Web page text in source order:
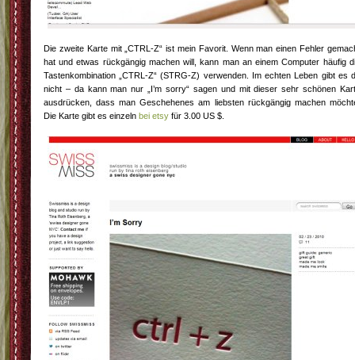
Die zweite Karte mit „CTRL-Z“ ist mein Favorit. Wenn man einen Fehler
hat und etwas rückgängig machen will, kann man an einem Computer häufig
Tastenkombination „CTRL-Z“ (STRG-Z) verwenden. Im echten Leben gibt es
nicht – da kann man nur „I’m sorry“ sagen und mit dieser sehr schönen
ausdrücken, dass man Geschehenes am liebsten rückgängig machen
Die Karte gibt es einzeln bei etsy für 3.00 US $.